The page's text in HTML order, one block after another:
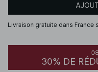
Livraison gratuite dans
30% DE